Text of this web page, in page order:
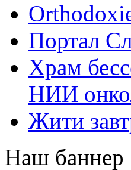
Портал
Храм
НИИ
Жити
Наш баннер